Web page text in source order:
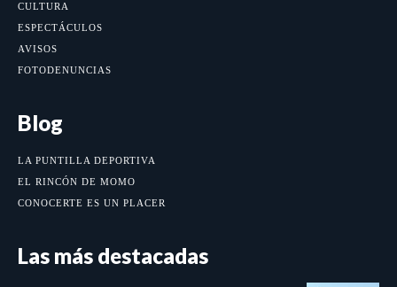
CULTURA
ESPECTÁCULOS
AVISOS
FOTODENUNCIAS
Blog
LA PUNTILLA DEPORTIVA
EL RINCÓN DE MOMO
CONOCERTE ES UN PLACER
Las más destacadas